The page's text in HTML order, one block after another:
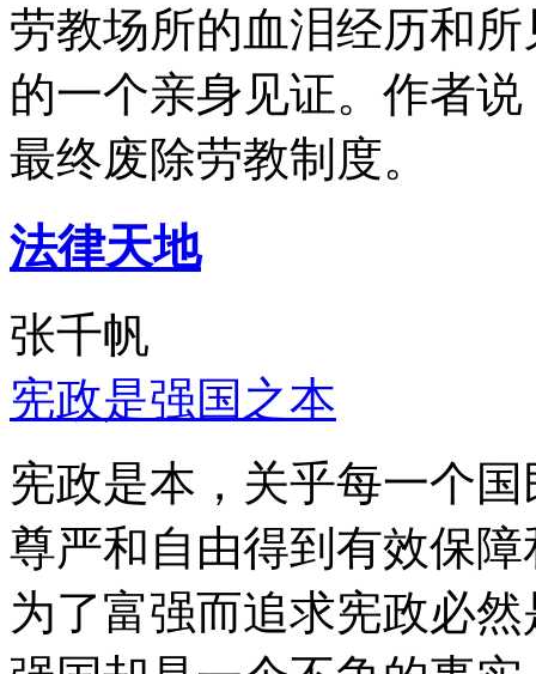
劳教场所的血泪经历和
的一个亲身见证。作者
最终废除劳教制度。
法律天地
张千帆
宪政是强国之本
宪政是本，关乎每一个
尊严和自由得到有效保
为了富强而追求宪政必